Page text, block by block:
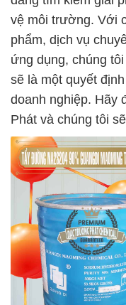
vệ môi trường. Với
phẩm, dịch vụ
ứng dụng, chúng
sẽ là một quyết
doanh nghiệp. Hãy
Phát và chúng tôi